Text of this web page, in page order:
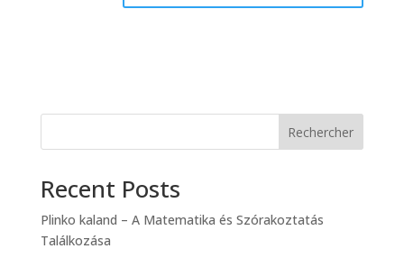
Rechercher
Recent Posts
Plinko kaland – A Matematika és Szórakoztatás
Találkozása